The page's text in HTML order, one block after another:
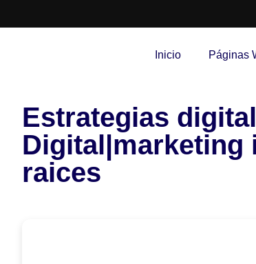
Inicio Páginas
Estrategias
Digital|marketing
raices